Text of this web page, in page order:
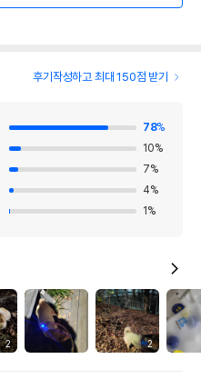
참조
후기작성하고 최대 150점 받기
78%
10%
7%
4%
1 %
2 2